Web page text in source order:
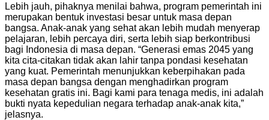
Lebih jauh, pihaknya menilai bahwa, program pemerintah ini
merupakan bentuk investasi besar untuk masa depan
bangsa. Anak-anak yang sehat akan lebih mudah menyerap
pelajaran, lebih percaya diri, serta lebih siap berkontribusi
bagi Indonesia di masa depan. “Generasi emas 2045 yang
kita cita-citakan tidak akan lahir tanpa pondasi kesehatan
yang kuat. Pemerintah menunjukkan keberpihakan pada
masa depan bangsa dengan menghadirkan program
kesehatan gratis ini. Bagi kami para tenaga medis, ini adalah
bukti nyata kepedulian negara terhadap anak-anak kita,”
jelasnya.